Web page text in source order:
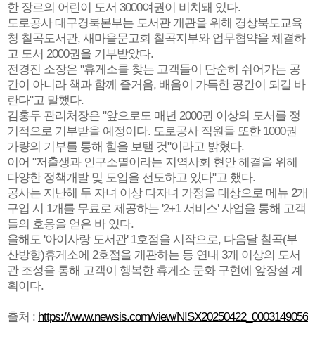
한 장르의 어린이 도서 3000여권이 비치돼 있다.
도로공사 대구경북본부는 도서관 개관을 위해 경상북도교육
청 칠곡도서관, 새마을문고회 칠곡지부와 업무협약을 체결하
고 도서 2000권을 기부받았다.
전경진 소장은 "휴게소를 찾는 고객들이 단순히 쉬어가는 공
간이 아니라 책과 함께 즐거움, 배움이 가득한 공간이 되길 바
란다"고 말했다.
김홍두 관리처장은 "앞으로도 매년 2000권 이상의 도서를 정
기적으로 기부받을 예정이다. 도로공사 직원들 또한 1000권
가량의 기부를 통해 힘을 보탤 것"이라고 밝혔다.
이어 "저출생과 인구소멸이라는 지역사회 현안 해결을 위해
다양한 정책개발 및 도입을 선도하고 있다"고 했다.
공사는 지난해 두 자녀 이상 다자녀 가정을 대상으로 메뉴 2개
구입 시 1개를 무료로 제공하는 '2+1 서비스' 사업을 통해 고객
들의 호응을 얻은 바 있다.
올해도 '아이사랑 도서관' 1호점을 시작으로, 다음달 칠곡(부
산방향)휴게소에 2호점을 개관하는 등 연내 3개 이상의 도서
관 조성을 통해 고객이 행복한 휴게소 문화 구현에 앞장설 계
획이다.
출처 : https://www.newsis.com/view/NISX20250422_0003149056